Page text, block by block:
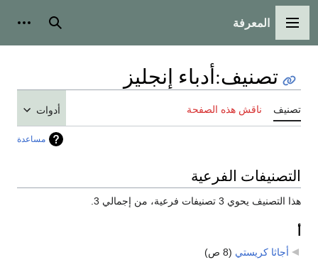
القائمة الرئيسية
المعرفة بحث
تصنيف:أدباء إنجليز
تصنيف ناقش هذه الصفحة أدوات
مساعدة
التصنيفات الفرعية
هذا التصنيف يحوي 3 تصنيفات فرعية، من إجمالي 3.
أجاثا كريستي (8 ص)